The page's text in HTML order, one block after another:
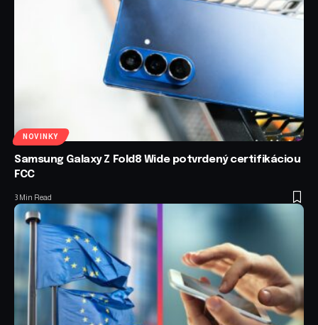
NOVINKY
Samsung Galaxy Z Fold8 Wide potvrdený certifikáciou
FCC
3 Min Read